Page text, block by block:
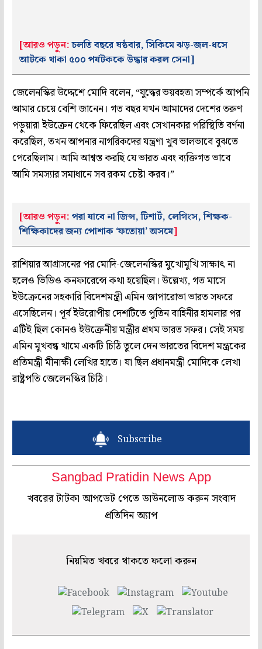
[আরও পড়ুন:চলতি বছরে ষষ্ঠবার, সিকিমে ঝড়-জল-ধসে
আটকে থাকা ৫০০ পর্যটককে উদ্ধার করল সেনা]
জেলেনস্কির উদ্দেশে মোদি বলেন, “যুদ্ধের ভয়বহতা সম্পর্কে আপনি
আমার চেয়ে বেশি জানেন। গত বছর যখন আমাদের দেশের তরুণ
পড়ুয়ারা ইউক্রেন থেকে ফিরেছিল এবং সেখানকার পরিস্থিতি বর্ণনা
করেছিল, তখন আপনার নাগরিকদের যন্ত্রণা খুব ভালভাবে বুঝতে
পেরেছিলাম। আমি আশ্বস্ত করছি যে ভারত এবং ব্যক্তিগত ভাবে
আমি সমস্যার সমাধানে সব রকম চেষ্টা করব।”
[আরও পড়ুন:পরা যাবে না জিন্স, টিশার্ট, লেগিংস, শিক্ষক-
শিক্ষিকাদের জন্য পোশাক ‘ফতোয়া’ অসমে]
রাশিয়ার আগ্রাসনের পর মোদি-জেলেনস্কির মুখোমুখি সাক্ষাৎ না
হলেও ভিডিও কনফারেন্সে কথা হয়েছিল। উল্লেখ্য, গত মাসে
ইউক্রেনের সহকারি বিদেশমন্ত্রী এমিন জাপারোভা ভারত সফরে
এসেছিলেন। পূর্ব ইউরোপীয় দেশটিতে পুতিন বাহিনীর হামলার পর
এটিই ছিল কোনও ইউক্রেনীয় মন্ত্রীর প্রথম ভারত সফর। সেই সময়
এমিন মুখবন্ধ খামে একটি চিঠি তুলে দেন ভারতের বিদেশ মন্ত্রকের
প্রতিমন্ত্রী মীনাক্ষী লেখির হাতে। যা ছিল প্রধানমন্ত্রী মোদিকে লেখা
রাষ্ট্রপতি জেলেনস্কির চিঠি।
Subscribe
Sangbad Pratidin News App
খবরের টাটকা আপডেট পেতে ডাউনলোড করুন সংবাদ
প্রতিদিন অ্যাপ
নিয়মিত খবরে থাকতে ফলো করুন